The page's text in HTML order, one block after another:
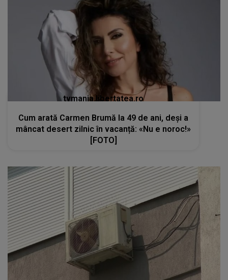
tvmania.libertatea.ro
Cum arată Carmen Brumă la 49 de ani, deși a
mâncat desert zilnic în vacanță: «Nu e noroc!»
[FOTO]